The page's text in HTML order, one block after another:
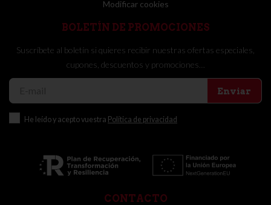
Modificar cookies
BOLETÍN DE PROMOCIONES
Suscríbete al boletín si quieres recibir nuestras ofertas especiales,
cupones, descuentos y promociones…
Enviar
He leído y acepto vuestra Política de privacidad
CONTACTO